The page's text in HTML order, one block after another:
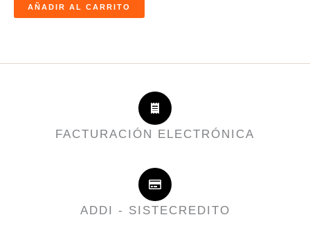
AÑADIR AL CARRITO
FACTURACIÓN ELECTRÓNICA
ADDI - SISTECREDITO